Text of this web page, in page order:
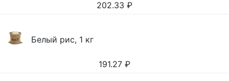
202.33 ₽
Белый рис, 1 кг
191.27 ₽